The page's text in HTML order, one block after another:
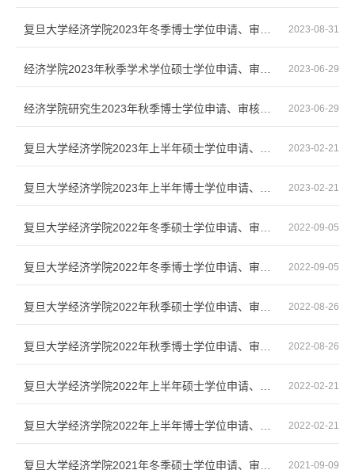
2023-08-31
复旦大学经济学院2023年冬季博士学位申请、审核程序
2023-06-29
经济学院2023年秋季学术学位硕士学位申请、审核程序
2023-06-29
经济学院研究生2023年秋季博士学位申请、审核程序
2023-02-21
复旦大学经济学院2023年上半年硕士学位申请、审核程序（经济学院研究生）
2023-02-21
复旦大学经济学院2023年上半年博士学位申请、审核程序（经济学院研究生）
2022-09-05
复旦大学经济学院2022年冬季硕士学位申请、审核程序
2022-09-05
复旦大学经济学院2022年冬季博士学位申请、审核程序
2022-08-26
复旦大学经济学院2022年秋季硕士学位申请、审核程序
2022-08-26
复旦大学经济学院2022年秋季博士学位申请、审核程序
2022-02-21
复旦大学经济学院2022年上半年硕士学位申请、审核程序
2022-02-21
复旦大学经济学院2022年上半年博士学位申请、审核程序
2021-09-09
复旦大学经济学院2021年冬季硕士学位申请、审核程序